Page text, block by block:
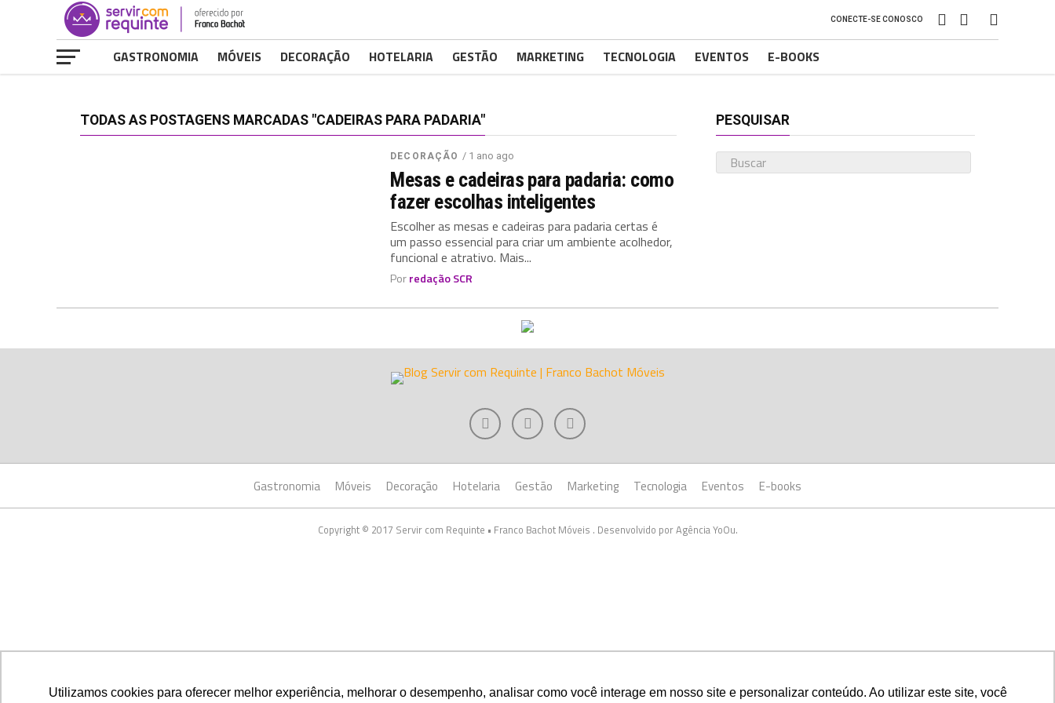
Utilizamos cookies para oferecer melhor experiência, melhorar o desempenho, analisar como você interage em nosso site e personalizar conteúdo. Ao utilizar este site, você
CONECTE-SE CONOSCO
GASTRONOMIA MÓVEIS DECORAÇÃO HOTELARIA GESTÃO MARKETING TECNOLOGIA EVENTOS E-BOOKS
TODAS AS POSTAGENS MARCADAS "CADEIRAS PARA PADARIA"
DECORAÇÃO / 1 ano ago
Mesas e cadeiras para padaria: como
fazer escolhas inteligentes
Escolher as mesas e cadeiras para padaria certas é
um passo essencial para criar um ambiente acolhedor,
funcional e atrativo. Mais...
Porredação SCR
PESQUISAR
Gastronomia Móveis Decoração Hotelaria Gestão Marketing Tecnologia Eventos E-books
Copyright © 2017 Servir com Requinte • Franco Bachot Móveis . Desenvolvido por Agência YoOu.